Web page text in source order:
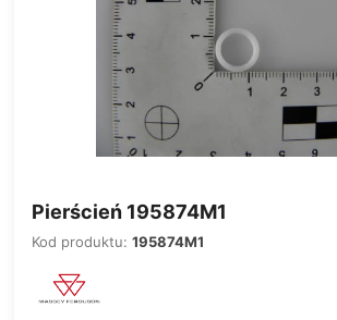
Pierścień 195874M1
Kod produktu: 195874M1